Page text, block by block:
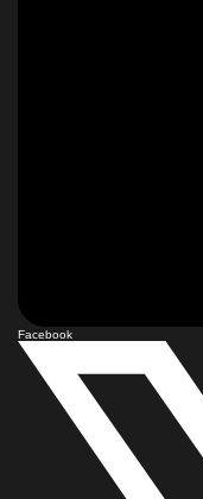
Facebook